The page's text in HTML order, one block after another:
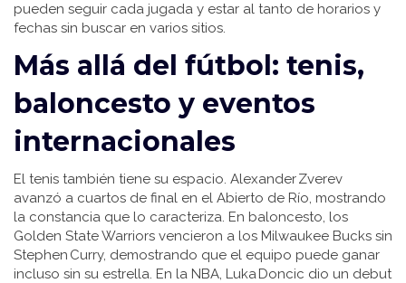
pueden seguir cada jugada y estar al tanto de horarios y
fechas sin buscar en varios sitios.
Más allá del fútbol: tenis,
baloncesto y eventos
internacionales
El tenis también tiene su espacio. Alexander Zverev
avanzó a cuartos de final en el Abierto de Río, mostrando
la constancia que lo caracteriza. En baloncesto, los
Golden State Warriors vencieron a los Milwaukee Bucks sin
Stephen Curry, demostrando que el equipo puede ganar
incluso sin su estrella. En la NBA, Luka Doncic dio un debut